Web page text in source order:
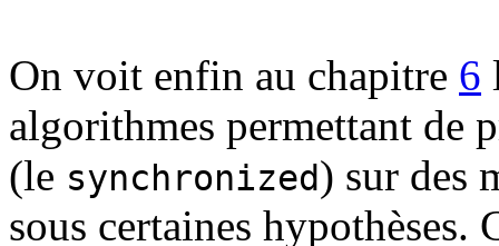
On voit enfin au chapitre 6
algorithmes permettant de
(le synchronized) sur des
sous certaines hypothèses.